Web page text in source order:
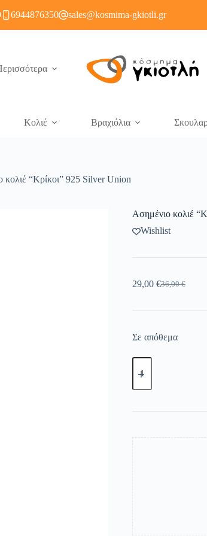
6944876350 sales@kosmima-gkiotli.gr
Κολιέ Βραχιόλια
κολιέ “Κρίκοι” 925 Silver Union
Ασημένιο κολιέ
Wishlist
36,00€
29,00 €
Σε απόθεμα